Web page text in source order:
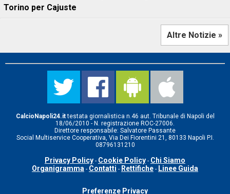
Torino per Cajuste
Altre Notizie »
CalcioNapoli24.ittestata giornalistica n.46 aut. Tribunale di Napoli del
18/06/2010 - N. registrazione ROC-27006.
Direttore responsabile: Salvatore Passante
Social Multiservice Cooperativa, Via Dei Fiorentini 21, 80133 Napoli P.I.
08796131210
Privacy Policy - Cookie Policy - Chi Siamo
Organigramma - Contatti - Rettifiche - Linee Guida
Preferenze Privacy